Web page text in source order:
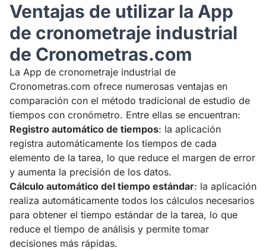
Ventajas de utilizar la App
de cronometraje industrial
de Cronometras.com
La App de cronometraje industrial de
Cronometras.com ofrece numerosas ventajas en
comparación con el método tradicional de estudio de
tiempos con cronómetro. Entre ellas se encuentran:
Registro automático de tiempos: la aplicación
registra automáticamente los tiempos de cada
elemento de la tarea, lo que reduce el margen de error
y aumenta la precisión de los datos.
Cálculo automático del tiempo estándar: la aplicación
realiza automáticamente todos los cálculos necesarios
para obtener el tiempo estándar de la tarea, lo que
reduce el tiempo de análisis y permite tomar
decisiones más rápidas.